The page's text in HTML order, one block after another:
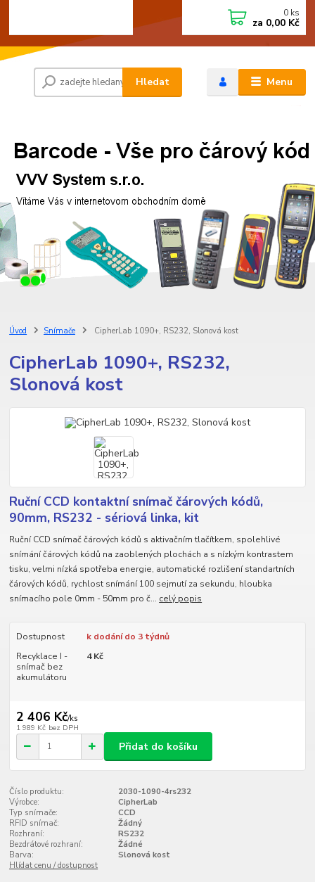
Menu
Hledat
0 ks
za 0,00 Kč
Úvod Snímače CipherLab 1090+, RS232, Slonová kost
CipherLab 1090+, RS232,
Slonová kost
Ruční CCD kontaktní snímač čárových kódů,
90mm, RS232 - sériová linka, kit
Ruční CCD snímač čárových kódů s aktivačním tlačítkem, spolehlivé
snímání čárových kódů na zaoblených plochách a s nízkým kontrastem
tisku, velmi nízká spotřeba energie, automatické rozlišení standartních
čárových kódů, rychlost snímání 100 sejmutí za sekundu, hloubka
snímacího pole 0mm - 50mm pro č... celý popis
Dostupnost
k dodání do 3 týdnů
Recyklace I -
snímač bez
akumulátoru
4 Kč
2 406 Kč/ks
1 989 Kč bez DPH
Přidat do košíku
Číslo produktu:
2030-1090-4rs232
Výrobce:
CipherLab
Typ snímače:
CCD
RFID snímač:
Žádný
Rozhraní:
RS232
Bezdrátové rozhraní:
Žádné
Barva:
Slonová kost
Hlídat cenu / dostupnost